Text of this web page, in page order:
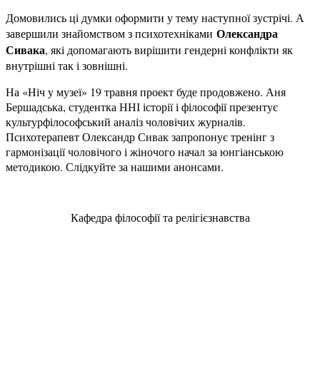
Домовились ці думки оформити у тему наступної зустрічі. А
завершили знайомством з психотехніками Олександра
Сивака, які допомагають вирішити гендерні конфлікти як
внутрішні так і зовнішні.
На «Ніч у музеї» 19 травня проект буде продовжено. Аня
Бершадська, студентка ННІ історії і філософії презентує
культурфілософський аналіз чоловічих журналів.
Психотерапевт Олександр Сивак запропонує тренінг з
гармонізації чоловічого і жіночого начал за юнгіанською
методикою. Слідкуйте за нашими анонсами.
Кафедра філософії та релігієзнавства